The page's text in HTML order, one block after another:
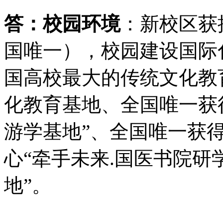
答：校园环境：新校区
国唯一），校园建设国
国高校最大的传统文化
化教育基地、全国唯一
游学基地”、全国唯一获
心“牵手未来.国医书院研
地”。